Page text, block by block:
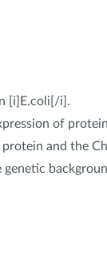
[i]E.coli[/i].
of
and the